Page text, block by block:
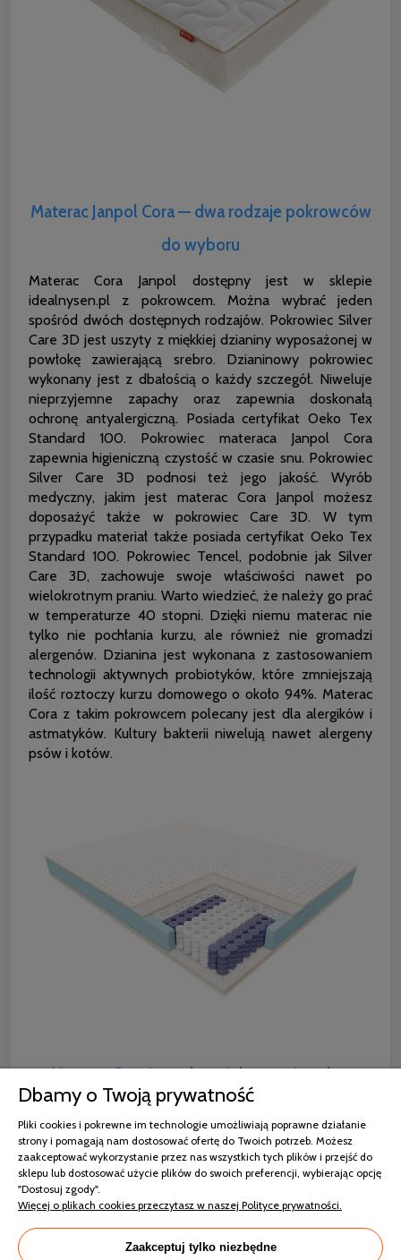
Materac Janpol Cora — dwa rodzaje pokrowców
do wyboru
Materac Cora Janpol dostępny jest w sklepie
idealnysen.pl z pokrowcem. Można wybrać jeden
spośród dwóch dostępnych rodzajów. Pokrowiec Silver
Care 3D jest uszyty z miękkiej dzianiny wyposażonej w
powłokę zawierającą srebro. Dzianinowy pokrowiec
wykonany jest z dbałością o każdy szczegół. Niweluje
nieprzyjemne zapachy oraz zapewnia doskonałą
ochronę antyalergiczną. Posiada certyfikat Oeko Tex
Standard 100. Pokrowiec materaca Janpol Cora
zapewnia higieniczną czystość w czasie snu. Pokrowiec
Silver Care 3D podnosi też jego jakość. Wyrób
medyczny, jakim jest materac Cora Janpol możesz
doposażyć także w pokrowiec Care 3D. W tym
przypadku materiał także posiada certyfikat Oeko Tex
Standard 100. Pokrowiec Tencel, podobnie jak Silver
Care 3D, zachowuje swoje właściwości nawet po
wielokrotnym praniu. Warto wiedzieć, że należy go prać
w temperaturze 40 stopni. Dzięki niemu materac nie
tylko nie pochłania kurzu, ale również nie gromadzi
alergenów. Dzianina jest wykonana z zastosowaniem
technologii aktywnych probiotyków, które zmniejszają
ilość roztoczy kurzu domowego o około 94%. Materac
Cora z takim pokrowcem polecany jest dla alergików i
astmatyków. Kultury bakterii niwelują nawet alergeny
psów i kotów.
Materac Cora Janpol w wielu rozmiarach —
dopasuj model do łóżka i swoich potrzeb
Decydując się na materac Cora, możecie wybrać go
spośród różnych rozmiarów, idealnie dopasowany do
wymiarów Waszego łóżka. W przypadku łóżka
jednoosobowego sprawdzi się materac Cora 80 × 200
dwuosobowego dopasujecie materac 120 × 200 cm,
Dbamy o Twoją prywatność
Pliki cookies i pokrewne im technologie umożliwiają poprawne działanie
strony i pomagają nam dostosować ofertę do Twoich potrzeb. Możesz
zaakceptować wykorzystanie przez nas wszystkich tych plików i przejść do
sklepu lub dostosować użycie plików do swoich preferencji, wybierając opcję
"Dostosuj zgody".
Więcej o plikach cookies przeczytasz w naszej Polityce prywatności.
Zaakceptuj tylko niezbędne